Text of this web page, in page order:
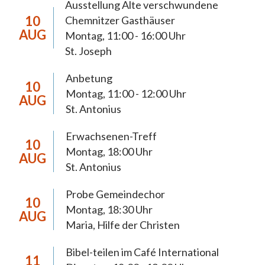
Die Pastoralen Schwerpunktsetzungen
dienen der 2018 neugegründeten Pfarrei Hl.
Mutter Teresa Chemnitz zur Orientierung
anstehende pastorale, wirtschaftliche und
organisatorische Weichenstellungen werden
eine weiterreichende Tragweite haben und
müssen sich daraus begründen lassen. Die
anstehenden Prozesse möchten wir, die
Christinnen und Christen der Pfarrei
Chemnitz, im Licht des Evangeliums und im
Vertrauen auf die Möglichkeiten Gottes
gestalten. Dabei achten wir auf die Stimme
Regungen und Gedanken unserer Mitchristen
10
AUG
Ausstellung Alte verschwundene
Chemnitzer Gasthäuser
Montag, 11:00 - 16:00 Uhr
St. Joseph
10
AUG
Anbetung
Montag, 11:00 - 12:00 Uhr
St. Antonius
10
AUG
Erwachsenen-Treff
Montag, 18:00 Uhr
St. Antonius
10
AUG
Probe Gemeindechor
Montag, 18:30 Uhr
Maria, Hilfe der Christen
11
Bibel-teilen im Café International